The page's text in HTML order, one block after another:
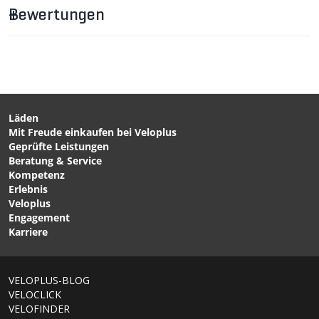
CHF 249.00
TORCH 3.0
Rennveloschuhe White
von SPECIALIZED
CHF 299.00
Bewertungen
Läden
Mit Freude einkaufen bei Veloplus
Geprüfte Leistungen
Beratung & Service
Kompetenz
Erlebnis
Veloplus
Engagement
Karriere
VELOPLUS-BLOG
VELOCLICK
VELOFINDER